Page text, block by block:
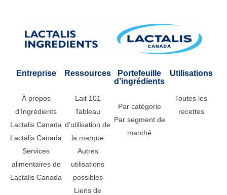
Entreprise
À propos
d’Ingrédients
Lactalis Canada
Lactalis Canada
Services
alimentaires de
Lactalis Canada
Ressources
Lait 101
Tableau
d’utilisation de
la marque
Autres
utilisations
possibles
Liens de
Portefeuille
d’ingrédients
Par catégorie
Par segment de
marché
Utilisations
Toutes les
recettes